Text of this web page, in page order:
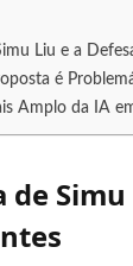
Liu e a
é
Amplo da IA
de